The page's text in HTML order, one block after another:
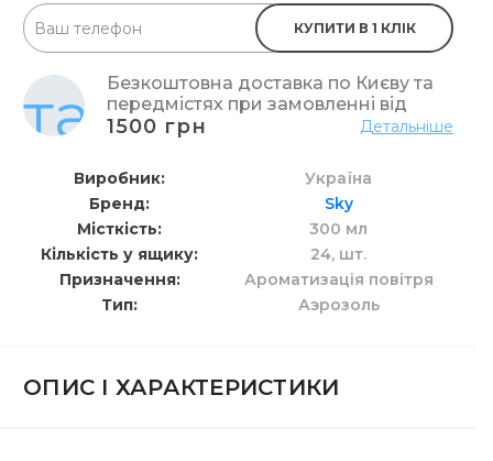
КУПИТИ В 1 КЛІК
Безкоштовна доставка по Києву та
передмістях при замовленні від
1500 грн Детальніше
Виробник
Україна
Бренд
Sky
Місткість
300 мл
Кількість у ящику
24, шт.
Призначення
Ароматизація повітря
Тип
Аэрозоль
ОПИС І ХАРАКТЕРИСТИКИ